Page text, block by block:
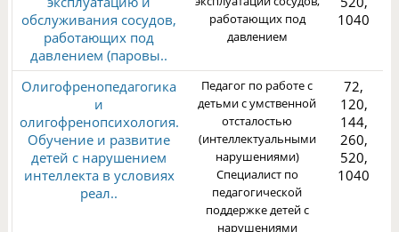
обслуживания сосудов,
работающих под
давлением (паровы..
работающих под
давлением
1040
Олигофренопедагогика
и
олигофренопсихология.
Обучение и развитие
детей с нарушением
интеллекта в условиях
реал..
Педагог по работе с
детьми с умственной
отсталостью
(интеллектуальными
нарушениями)
Специалист по
педагогической
поддержке детей с
нарушениями
72,
120,
144,
260,
520,
1040